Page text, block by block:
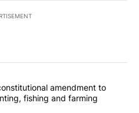
commented articles in the last
proposes constitutional
amendment to
fishing and farming